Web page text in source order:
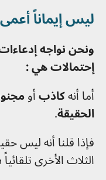
ليس إيماناً
ونحن نواجه
إحتمالات هي :
أما أنهكاذب أو
الحقيقة.
فإذا قلنا أنه ليس
الثلاث الأخرى